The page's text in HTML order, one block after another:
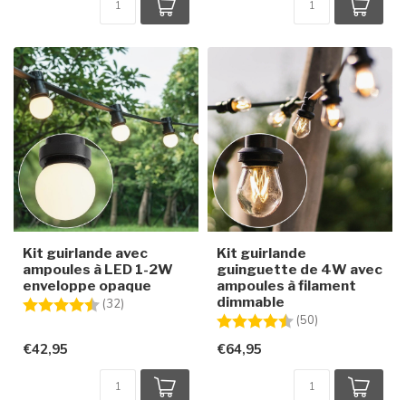
Kit guirlande avec
ampoules à LED 1-2W
enveloppe opaque
Note:
(32)
€42,95
Kit guirlande
guinguette de 4W avec
ampoules à filament
dimmable
Note:
(50)
€64,95